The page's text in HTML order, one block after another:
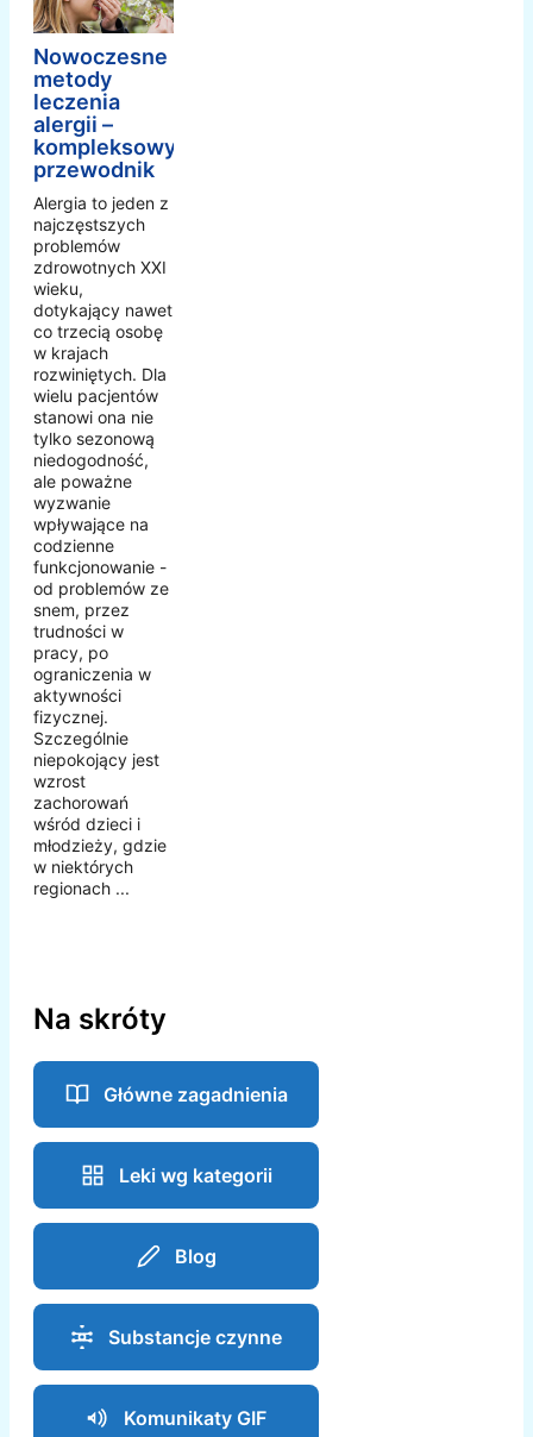
Nowoczesne
metody
leczenia
alergii –
kompleksowy
przewodnik
Alergia to jeden z
najczęstszych
problemów
zdrowotnych XXI
wieku,
dotykający nawet
co trzecią osobę
w krajach
rozwiniętych. Dla
wielu pacjentów
stanowi ona nie
tylko sezonową
niedogodność,
ale poważne
wyzwanie
wpływające na
codzienne
funkcjonowanie -
od problemów ze
snem, przez
trudności w
pracy, po
ograniczenia w
aktywności
fizycznej.
Szczególnie
niepokojący jest
wzrost
zachorowań
wśród dzieci i
młodzieży, gdzie
w niektórych
regionach ...
Na skróty
Główne zagadnienia
Leki wg kategorii
Blog
Substancje czynne
Komunikaty GIF